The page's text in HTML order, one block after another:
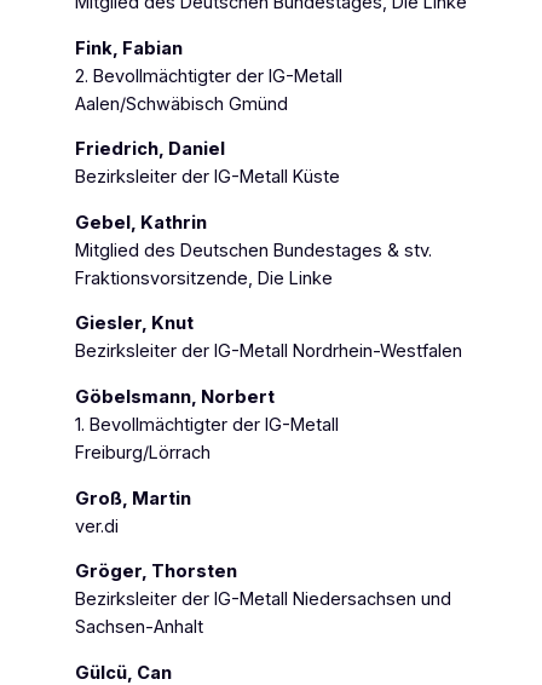
Fink, Fabian
2. Bevollmächtigter der IG-Metall
Aalen/Schwäbisch Gmünd
Friedrich, Daniel
Bezirksleiter der IG-Metall Küste
Gebel, Kathrin
Mitglied des Deutschen Bundestages & stv.
Fraktionsvorsitzende, Die Linke
Giesler, Knut
Bezirksleiter der IG-Metall Nordrhein-Westfalen
Göbelsmann, Norbert
1. Bevollmächtigter der IG-Metall
Freiburg/Lörrach
Groß, Martin
ver.di
Gröger, Thorsten
Bezirksleiter der IG-Metall Niedersachsen und
Sachsen-Anhalt
Gülcü, Can